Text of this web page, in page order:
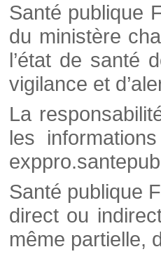
Santé publique
du ministère
l’état de santé
vigilance et
La
les
Santé publique
direct ou
même partielle,